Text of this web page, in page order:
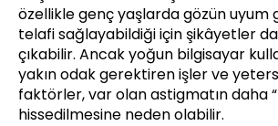
özellikle genç yaşlarda gözün uyum
telafi sağlayabildiği için şikâyetler
çıkabilir. Ancak yoğun bilgisayar
yakın odak gerektiren işler ve
faktörler, var olan astigmatın daha
hissedilmesine neden olabilir.